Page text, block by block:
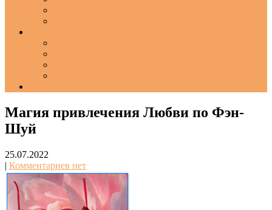
Магия привлечения Любви по Фэн-
Шуй
25.07.2022
| Комментариев нет